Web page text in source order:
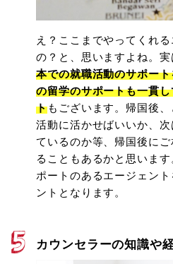
え？ここまでやってくれ
の？と、思いますよね。
本での就職活動のサポー
の留学のサポートも一貫
トもございます。帰国後
活動に活かせばいいか、
ているのか等、帰国後に
ることもあるかと思いま
ポートのあるエージェン
ントとなります。
カウンセラーの知識や